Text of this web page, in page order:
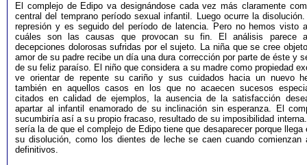
El complejo de Edipo va designándose cada vez más claramente
central del temprano período sexual infantil. Luego ocurre la
represión y es seguido del período de latencia. Pero no hemos visto
cuáles son las causas que provocan su fin. El análisis parece
decepciones dolorosas sufridas por el sujeto. La niña que se cree
amor de su padre recibe un día una dura corrección por parte de éste y
de su feliz paraíso. El niño que considera a su madre como propiedad
ve orientar de repente su cariño y sus cuidados hacia un nuevo
también en aquellos casos en los que no acaecen sucesos
citados en calidad de ejemplos, la ausencia de la satisfacción
apartar al infantil enamorado de su inclinación sin esperanza. El
sucumbiría así a su propio fracaso, resultado de su imposibilidad
sería la de que el complejo de Edipo tiene que desaparecer porque llega
su disolución, como los dientes de leche se caen cuando comienzan
definitivos.